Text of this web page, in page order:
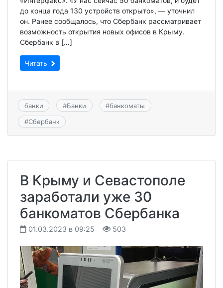
до конца года 130 устройств открыто», — уточнил
он. Ранее сообщалось, что Сбербанк рассматривает
возможность открытия новых офисов в Крыму.
Сбербанк в […]
Читать
банки #Банки #банкоматы
#Сбербанк
В Крыму и Севастополе
заработали уже 30
банкоматов Сбербанка
01.03.2023 в 09:25 503